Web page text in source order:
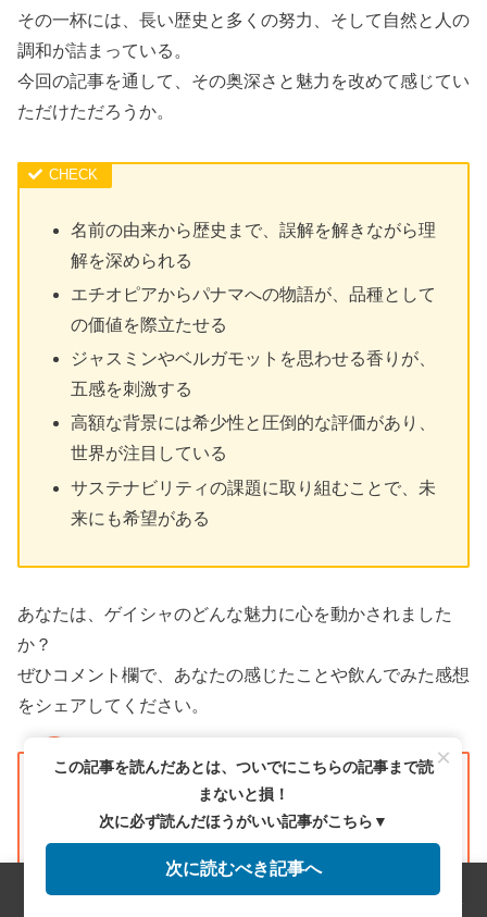
その一杯には、長い歴史と多くの努力、そして自然と人の
調和が詰まっている。
今回の記事を通して、その奥深さと魅力を改めて感じてい
ただけただろうか。
名前の由来から歴史まで、誤解を解きながら理
解を深められる
エチオピアからパナマへの物語が、品種として
の価値を際立たせる
ジャスミンやベルガモットを思わせる香りが、
五感を刺激する
高額な背景には希少性と圧倒的な評価があり、
世界が注目している
サステナビリティの課題に取り組むことで、未
来にも希望がある
あなたは、ゲイシャのどんな魅力に心を動かされました
か？
ぜひコメント欄で、あなたの感じたことや飲んでみた感想
をシェアしてください。
この記事を読んだあとは、ついでにこちらの記事ま
で読まないと損！
次に必ず読んだほうがいい記事がこちら▼
サイドバー
×
この記事を読んだあとは、ついでにこちらの記事まで読
まないと損！
次に必ず読んだほうがいい記事がこちら▼
次に読むべき記事へ